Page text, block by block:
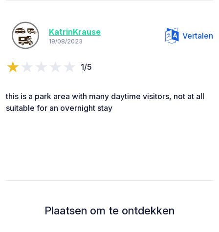
KatrinKrause
19/08/2023
Vertalen
1/5
this is a park area with many daytime visitors, not at all
suitable for an overnight stay
Plaatsen om te ontdekken